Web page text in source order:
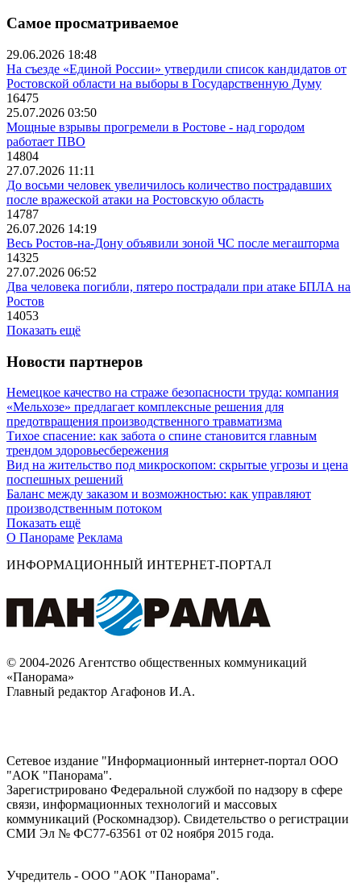
Самое просматриваемое
29.06.2026 18:48
На съезде «Единой России» утвердили список кандидатов от
Ростовской области на выборы в Государственную Думу
16475
25.07.2026 03:50
Мощные взрывы прогремели в Ростове - над городом
работает ПВО
14804
27.07.2026 11:11
До восьми человек увеличилось количество пострадавших
после вражеской атаки на Ростовскую область
14787
26.07.2026 14:19
Весь Ростов-на-Дону объявили зоной ЧС после мегашторма
14325
27.07.2026 06:52
Два человека погибли, пятеро пострадали при атаке БПЛА на
Ростов
14053
Показать ещё
Новости партнеров
Немецкое качество на страже безопасности труда: компания
«Мельхозе» предлагает комплексные решения для
предотвращения производственного травматизма
Тихое спасение: как забота о спине становится главным
трендом здоровьесбережения
Вид на жительство под микроскопом: скрытые угрозы и цена
поспешных решений
Баланс между заказом и возможностью: как управляют
производственным потоком
Показать ещё
О Панораме Реклама
ИНФОРМАЦИОННЫЙ ИНТЕРНЕТ-ПОРТАЛ
© 2004-2026 Агентство общественных коммуникаций
«Панорама»
Главный редактор Агафонов И.А.
Сетевое издание "Информационный интернет-портал ООО
"АОК "Панорама".
Зарегистрировано Федеральной службой по надзору в сфере
связи, информационных технологий и массовых
коммуникаций (Роскомнадзор). Cвидетельство о регистрации
СМИ Эл № ФС77-63561 от 02 ноября 2015 года.
Учредитель - ООО "АОК "Панорама".